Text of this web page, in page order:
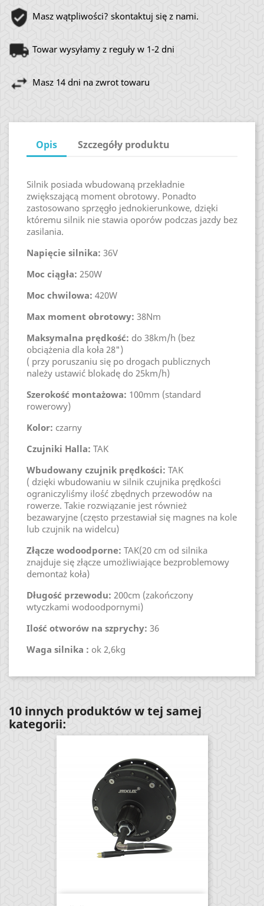
Masz wątpliwości? skontaktuj się z nami.
Towar wysyłamy z reguły w 1-2 dni
Masz 14 dni na zwrot towaru
Opis Szczegóły produktu
Silnik posiada wbudowaną przekładnie
zwiększającą moment obrotowy. Ponadto
zastosowano sprzęgło jednokierunkowe, dzięki
któremu silnik nie stawia oporów podczas jazdy bez
zasilania.
Napięcie silnika: 36V
Moc ciągła: 250W
Moc chwilowa: 420W
Max moment obrotowy: 38Nm
Maksymalna prędkość: do 38km/h (bez
obciążenia dla koła 28")
( przy poruszaniu się po drogach publicznych
należy ustawić blokadę do 25km/h)
Szerokość montażowa: 100mm (standard
rowerowy)
Kolor: czarny
Czujniki Halla: TAK
Wbudowany czujnik prędkości: TAK
( dzięki wbudowaniu w silnik czujnika prędkości
ograniczyliśmy ilość zbędnych przewodów na
rowerze. Takie rozwiązanie jest również
bezawaryjne (często przestawiał się magnes na kole
lub czujnik na widelcu)
Złącze wodoodporne: TAK(20 cm od silnika
znajduje się złącze umożliwiające bezproblemowy
demontaż koła)
Długość przewodu: 200cm (zakończony
wtyczkami wodoodpornymi)
Ilość otworów na szprychy: 36
Waga silnika : ok 2,6kg
10 innych produktów w tej samej
kategorii: